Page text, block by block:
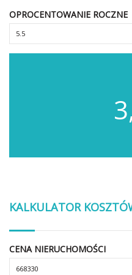
OPROCENTOWANIE ROCZNE
KALKULATOR
CENA NIERUCHOMOŚCI